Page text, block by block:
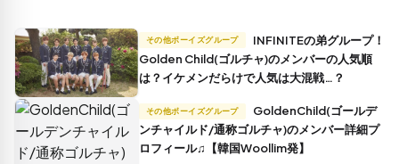
その他ボーイズグループ
Golden Child(ゴルチャ)のメンバーの人気順
は？イケメンだらけで人気は大混戦…？
その他ボーイズグループ
ンチャイルド/通称ゴルチャ)のメンバー詳細プ
ロフィール♫【韓国Woollim発】